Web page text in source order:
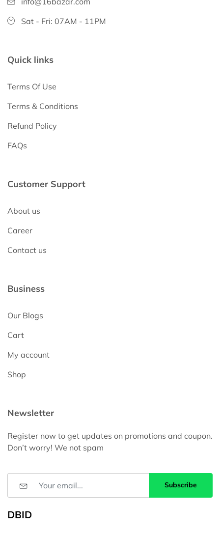
Sat - Fri: 07AM - 11PM
Quick links
Terms Of Use
Terms & Conditions
Refund Policy
FAQs
Customer Support
About us
Career
Contact us
Business
Our Blogs
Cart
My account
Shop
Newsletter
Register now to get updates on promotions and coupon.
Don’t worry! We not spam
Subscribe
DBID